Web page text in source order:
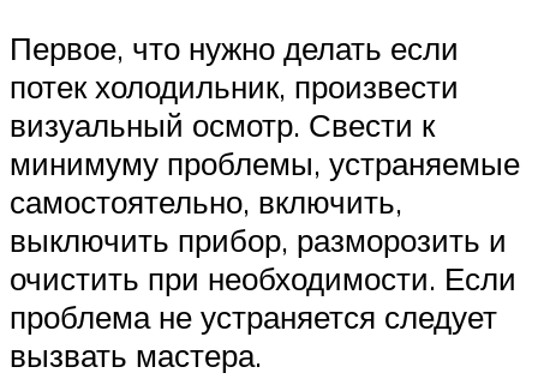
Первое, что нужно делать если
потек холодильник, произвести
визуальный осмотр. Свести к
минимуму проблемы, устраняемые
самостоятельно, включить,
выключить прибор, разморозить и
очистить при необходимости. Если
проблема не устраняется следует
вызвать мастера.